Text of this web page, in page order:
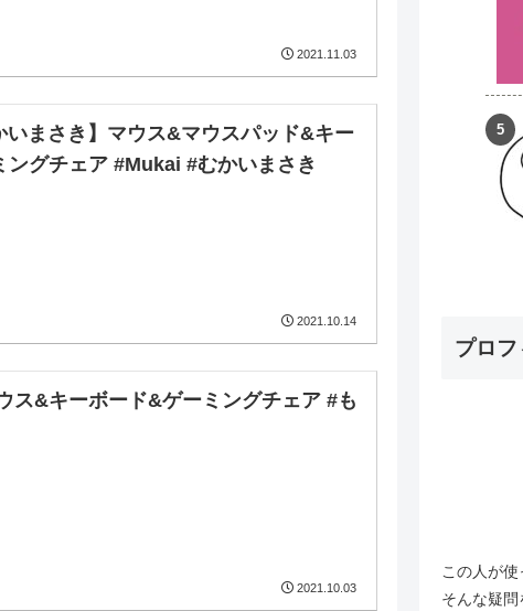
2021.11.03
いまさき】マウス&マウスパッド&キー
ングチェア #Mukai #むかいまさき
2021.10.14
ス&キーボード&ゲーミングチェア #も
2021.10.03
プロ
この人が
そんな疑